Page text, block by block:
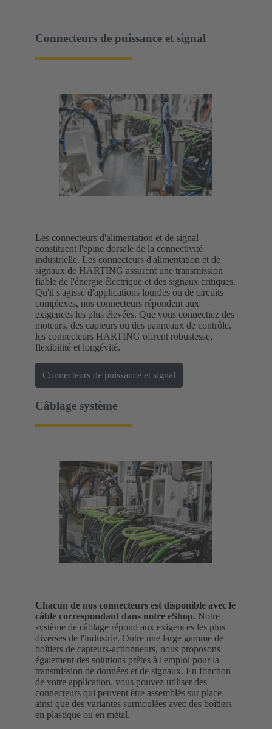
Connecteurs de puissance et signal
Les connecteurs d'alimentation et de signal
constituent l'épine dorsale de la connectivité
industrielle. Les connecteurs d'alimentation et de
signaux de HARTING assurent une transmission
fiable de l'énergie électrique et des signaux critiques.
Qu'il s'agisse d'applications lourdes ou de circuits
complexes, nos connecteurs répondent aux
exigences les plus élevées. Que vous connectiez des
moteurs, des capteurs ou des panneaux de contrôle,
les connecteurs HARTING offrent robustesse,
flexibilité et longévité.
Connecteurs de puissance et signal
Câblage système
Chacun de nos connecteurs est disponible avec le
câble correspondant dans notre eShop. Notre
système de câblage répond aux exigences les plus
diverses de l'industrie. Outre une large gamme de
boîtiers de capteurs-actionneurs, nous proposons
également des solutions prêtes à l'emploi pour la
transmission de données et de signaux. En fonction
de votre application, vous pouvez utiliser des
connecteurs qui peuvent être assemblés sur place
ainsi que des variantes surmoulées avec des boîtiers
en plastique ou en métal.